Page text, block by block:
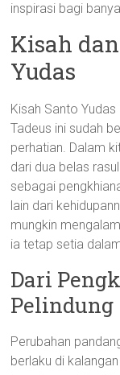
inspirasi bagi
Kisah
Yudas
Kisah Santo
Tadeus ini sudah
perhatian. Dalam
dari dua belas
sebagai
lain dari
mungkin
ia tetap setia
Dari
Pelindung
Perubahan
berlaku di